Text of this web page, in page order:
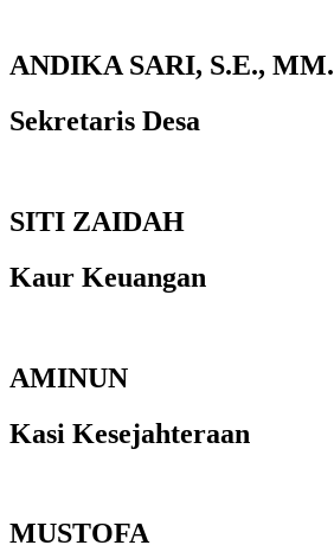
ANDIKA SARI, S.E., MM.
Sekretaris Desa
SITI ZAIDAH
Kaur Keuangan
AMINUN
Kasi Kesejahteraan
MUSTOFA